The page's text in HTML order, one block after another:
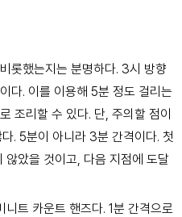
롯했는지는 분명하다. 3시 방향
다. 이를 이용해 5분 정도 걸리는
조리할 수 있다. 단, 주의할 점이
. 5분이 아니라 3분 간격이다. 첫
않았을 것이고, 다음 지점에 도달
트 카운트 핸즈다. 1분 간격으로